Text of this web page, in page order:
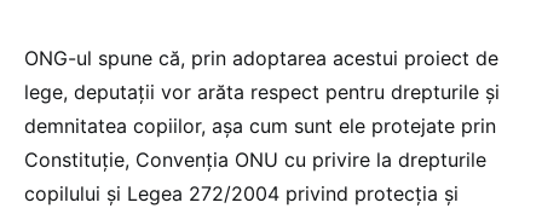
ONG-ul spune că, prin adoptarea acestui proiect de
lege, deputaţii vor arăta respect pentru drepturile şi
demnitatea copiilor, aşa cum sunt ele protejate prin
Constituţie, Convenţia ONU cu privire la drepturile
copilului şi Legea 272/2004 privind protecţia şi